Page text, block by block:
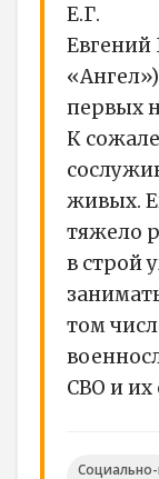
Е.Г.
Евгений
первых
К
живых.
тяжело
в строй
том
СВО и их